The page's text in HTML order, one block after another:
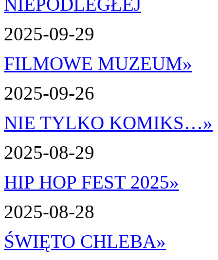
2025-09-29
FILMOWE MUZEUM»
2025-09-26
NIE TYLKO KOMIKS…»
2025-08-29
HIP HOP FEST 2025»
2025-08-28
ŚWIĘTO CHLEBA»